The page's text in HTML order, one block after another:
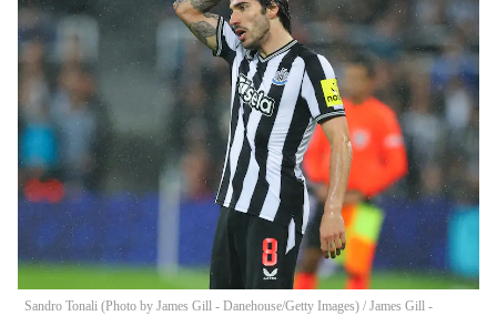
Sandro Tonali (Photo by James Gill - Danehouse/Getty Images) / James Gill -